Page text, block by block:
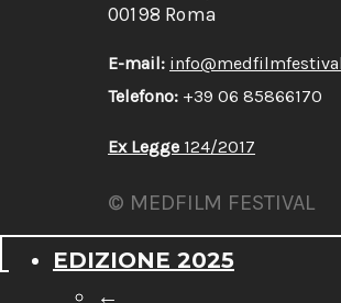
00198 Roma
E-mail:
Telefono: +39 06 85866170
Ex Legge 124/2017
© MEDFILM FESTIVAL
EDIZIONE 2025
←